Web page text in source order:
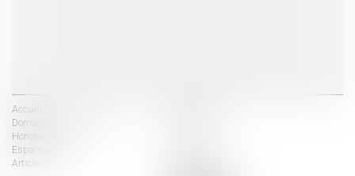
Accueil
Domaines d'intervention
Honoraires
Espace client
Articles